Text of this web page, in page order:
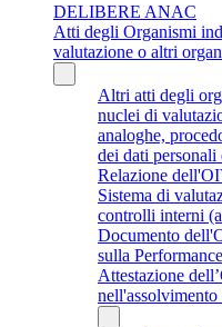
DELIBERE ANAC
Atti degli Organismi
valutazione o altri
Altri atti degli
nuclei di
analoghe,
dei dati personali
Relazione
Sistema di
controlli interni
Documento
sulla Performance
Attestazione